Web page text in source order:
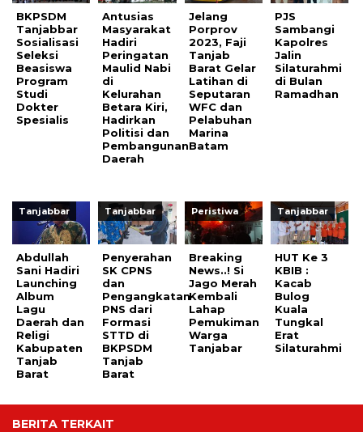
BKPSDM
Tanjabbar
Sosialisasi
Seleksi
Beasiswa
Program
Studi
Dokter
Spesialis
Antusias
Masyarakat
Hadiri
Peringatan
Maulid Nabi
di
Kelurahan
Betara Kiri,
Hadirkan
Politisi dan
Pembangunan
Daerah
Jelang
Porprov
2023, Faji
Tanjab
Barat Gelar
Latihan di
Seputaran
WFC dan
Pelabuhan
Marina
Batam
PJS
Sambangi
Kapolres
Jalin
Silaturahmi
di Bulan
Ramadhan
Tanjabbar
Abdullah
Sani Hadiri
Launching
Album
Lagu
Daerah dan
Religi
Kabupaten
Tanjab
Barat
Tanjabbar
Penyerahan
SK CPNS
dan
Pengangkatan
PNS dari
Formasi
STTD di
BKPSDM
Tanjab
Barat
Peristiwa
Breaking
News..! Si
Jago Merah
Kembali
Lahap
Pemukiman
Warga
Tanjabar
Tanjabbar
HUT Ke 3
KBIB :
Kacab
Bulog
Kuala
Tungkal
Erat
Silaturahmi
BERITA TERKAIT